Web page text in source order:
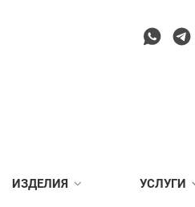
ИЗДЕЛИЯ УСЛУГИ